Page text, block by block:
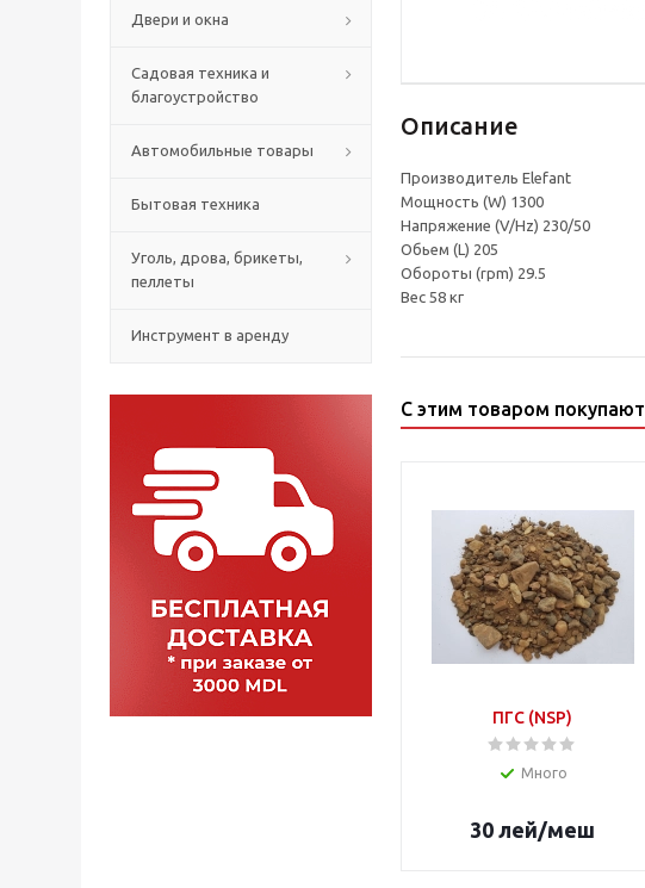
Двери и окна
Садовая техника и
благоустройство
Автомобильные товары
Бытовая техника
Уголь, дрова, брикеты,
пеллеты
Инструмент в аренду
Описание
Производитель Elefant
Мощность (W) 1300
Напряжение (V/Hz) 230/50
Обьем (L) 205
Обороты (rpm) 29.5
Вес 58 кг
С этим товаром покупают
ПГС (NSP)
Много
30 лей/меш